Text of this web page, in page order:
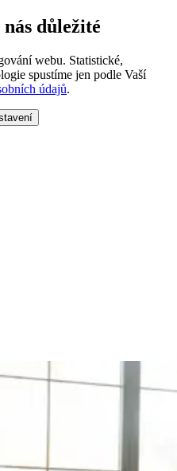
důležité
webu. Statistické,
spustíme jen podle Vaší
údajů.